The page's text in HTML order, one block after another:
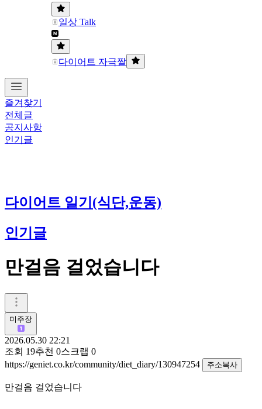
일상 Talk
다이어트 자극짤
즐겨찾기
전체글
공지사항
인기글
다이어트 일기(식단,운동)
인기글
만걸음 걸었습니다
미주장
2026.05.30 22:21
조회 19추천 0스크랩 0
https://geniet.co.kr/community/diet_diary/130947254
주소복사
만걸음 걸었습니다